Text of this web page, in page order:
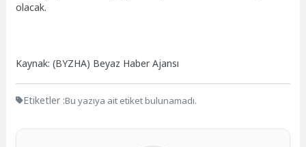
olacak.
Kaynak: (BYZHA) Beyaz Haber Ajansı
Etiketler :Bu yazıya ait etiket bulunamadı.